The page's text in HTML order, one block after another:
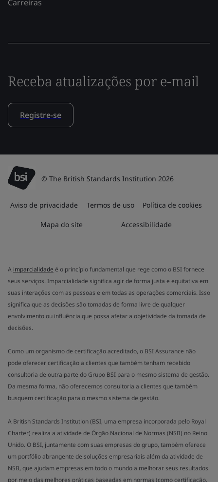
Carreiras
Receba atualizações por e-mail
Registre-se
© The British Standards Institution 2026
Aviso de privacidade Termos de uso Política de cookies
Mapa do site Accessibilidade
A imparcialidade é o princípio fundamental que rege como o BSI fornece
seus serviços. Imparcialidade significa agir de forma justa e equitativa em
suas interações com as pessoas e em todas as operações comerciais. Isso
significa que as decisões são tomadas de forma livre de qualquer
envolvimento ou influência que possa afetar a objetividade da tomada de
decisões.
Como um organismo de certificação acreditado, o BSI Assurance não
pode oferecer certificação a clientes que também tenham recebido
consultoria de outra parte do Grupo BSI para o mesmo sistema de gestão.
Da mesma forma, não oferecemos consultoria a clientes que também
busquem certificação para o mesmo sistema de gestão.
A British Standards Institution (BSI, uma empresa incorporada pelo Royal
Charter) realiza a atividade de Órgão Nacional de Normas (NSB) no Reino
Unido. O BSI, juntamente com suas empresas do grupo, também oferece
um portfólio abrangente de soluções empresariais além da atividade de
NSB, que ajudam empresas em todo o mundo a melhorar seus resultados
por meio das melhores práticas baseadas em normas (como certificação,